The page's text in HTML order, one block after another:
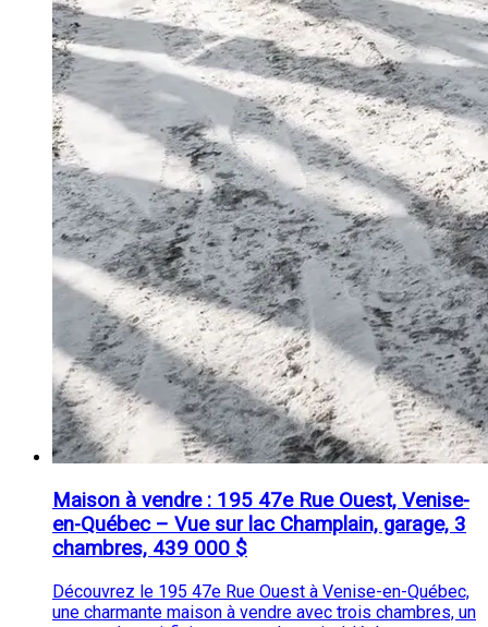
Maison à vendre : 195 47e Rue Ouest, Venise-
en-Québec – Vue sur lac Champlain, garage, 3
chambres, 439 000 $
Découvrez le 195 47e Rue Ouest à Venise-en-Québec,
une charmante maison à vendre avec trois chambres, un